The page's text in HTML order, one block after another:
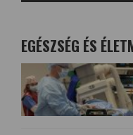
EGÉSZSÉG ÉS